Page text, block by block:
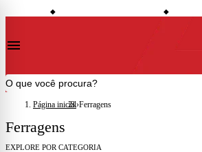
shopping_bagCompre no site e retire na loja credit_cardTodo o
menu
Página inicial ›Ferragens
Ferragens
EXPLORE POR CATEGORIA